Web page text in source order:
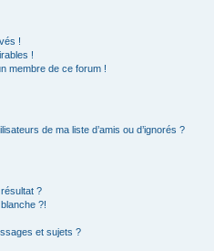
!
!
membre de ce forum !
de ma liste d’amis ou d’ignorés ?
?
?!
et sujets ?